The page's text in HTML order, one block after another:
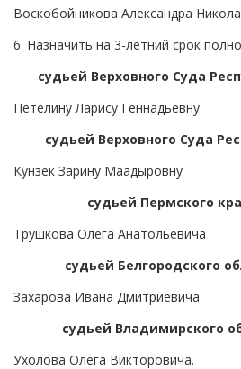
Воскобойникова Александра
6. Назначить на 3-летний срок
судьей Верховного Суда
Петелину Ларису Геннадьевну
судьей Верховного Суда
Кунзек Зарину Маадыровну
судьей Пермского
Трушкова Олега Анатольевича
судьей Белгородского
Захарова Ивана Дмитриевича
судьей Владимирского
Ухолова Олега Викторовича.